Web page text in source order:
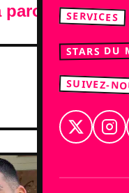
SERVICES
STARS DU
SUIVEZ-
parole.